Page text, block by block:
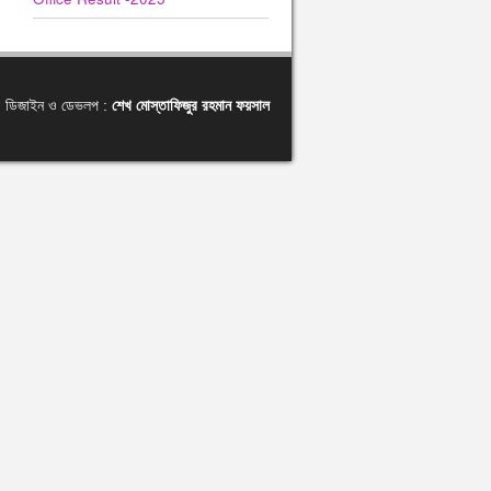
ডিজাইন ও ডেভলপ : শেখ মোস্তাফিজুর রহমান ফয়সাল